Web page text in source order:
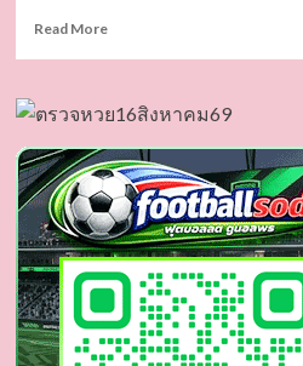
Read MoreRead
อรรถ
พูล
สวัสดิ์
ดารา
หน้า
อ่อน
ขวัญใจ
หนุ่ม
สาว
ทั่ว